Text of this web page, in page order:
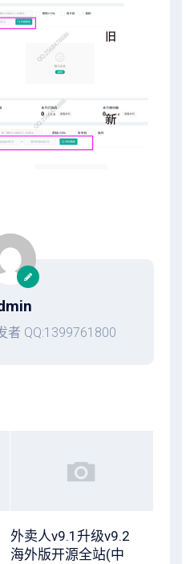
者 QQ:1399761800
外卖人v9.1升级v9.2
海外版开源全站(中